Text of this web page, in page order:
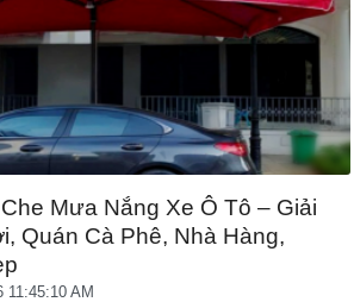
Mưa Nắng Xe Ô Tô – Giải
Quán Cà Phê, Nhà Hàng,
11:45:10 AM